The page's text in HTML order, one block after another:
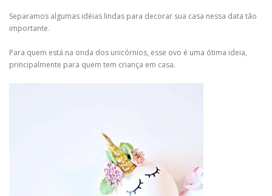
Separamos algumas idéias lindas para decorar sua casa nessa data tão
importante.
Para quem está na onda dos unicórnios, esse ovo é uma ótima ideia,
principalmente para quem tem criança em casa.